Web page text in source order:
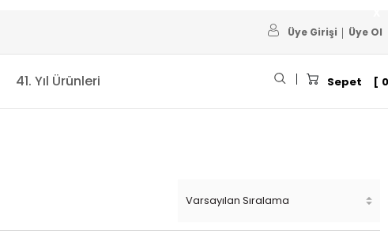
Üye Girişi Üye Ol
41. Yıl Ürünleri Sepet 0